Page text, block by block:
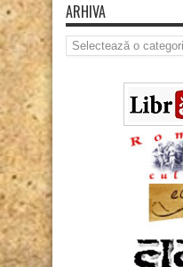
ARHIVA
Arhiva